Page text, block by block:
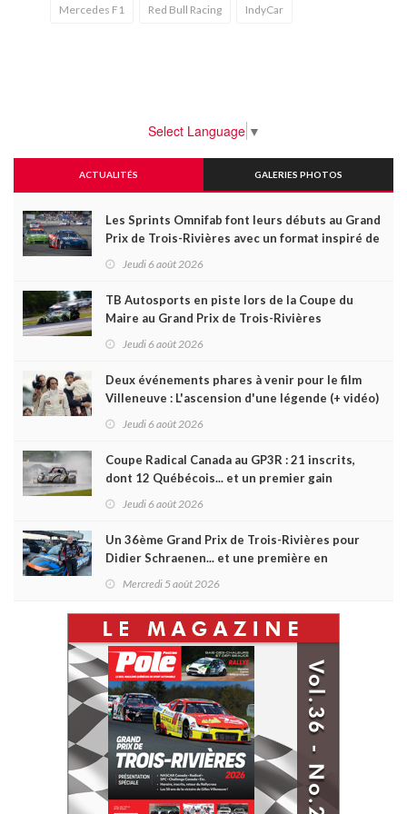
Mercedes F1 Red Bull Racing IndyCar
Select Language ▼
ACTUALITÉS GALERIES PHOTOS
Les Sprints Omnifab font leurs débuts au Grand
Prix de Trois-Rivières avec un format inspiré de
Jeudi 6 août 2026
TB Autosports en piste lors de la Coupe du
Maire au Grand Prix de Trois-Rivières
Jeudi 6 août 2026
Deux événements phares à venir pour le film
Villeneuve : L'ascension d'une légende (+ vidéo)
Jeudi 6 août 2026
Coupe Radical Canada au GP3R : 21 inscrits,
dont 12 Québécois... et un premier gain
Jeudi 6 août 2026
Un 36ème Grand Prix de Trois-Rivières pour
Didier Schraenen... et une première en
Mercredi 5 août 2026